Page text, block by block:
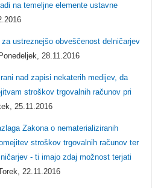
na temeljne elemente ustavne
ustreznejšo obveščenost delničarjev
28.11.2016
nad zapisi nekaterih medijev, da
stroškov trgovalnih računov pri
25.11.2016
Zakona o nematerializiranih
stroškov trgovalnih računov ter
- ti imajo zdaj možnost terjati
22.11.2016